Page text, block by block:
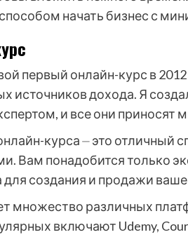
начать бизнес с
первый онлайн-курс в
источников дохода. Я
и все они приносят
курса ⏤ это отличный
Вам понадобится только
создания и продажи
множество различных
включают Udemy,